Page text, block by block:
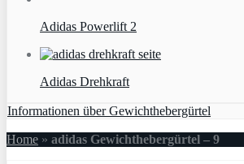
Adidas Powerlift 2
Adidas Drehkraft
Informationen über Gewichthebergürtel
Home » adidas Gewichthebergürtel – 9